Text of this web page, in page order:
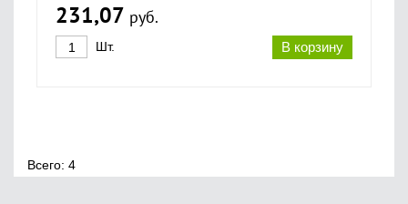
231,07 руб.
В корзину
Шт.
Всего: 4